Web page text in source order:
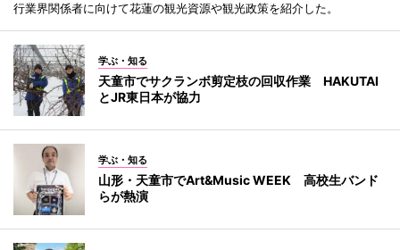
行業界関係者に向けて花蓮の観光資源や観光政策を紹介した。
学ぶ・知る
天童市でサクランボ剪定枝の回収作業 HAKUTAI
とJR東日本が協力
学ぶ・知る
山形・天童市でArt&Music WEEK 高校生バンド
らが熱演